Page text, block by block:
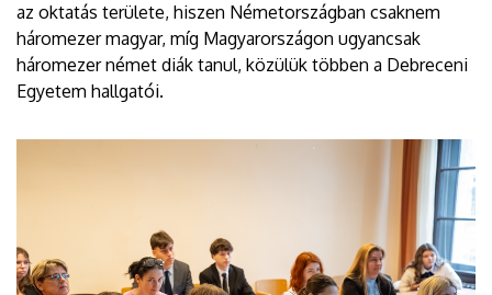
az oktatás területe, hiszen Németországban csaknem
háromezer magyar, míg Magyarországon ugyancsak
háromezer német diák tanul, közülük többen a Debreceni
Egyetem hallgatói.